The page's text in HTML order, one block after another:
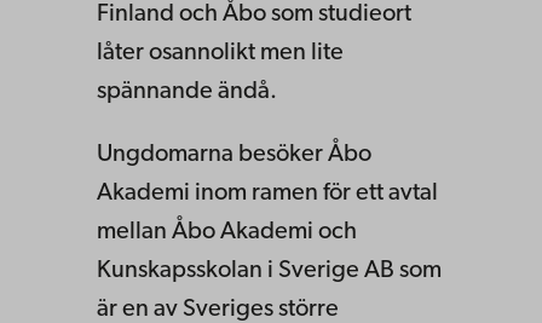
Finland och Åbo som studieort
låter osannolikt men lite
spännande ändå.
Ungdomarna besöker Åbo
Akademi inom ramen för ett avtal
mellan Åbo Akademi och
Kunskapsskolan i Sverige AB som
är en av Sveriges större